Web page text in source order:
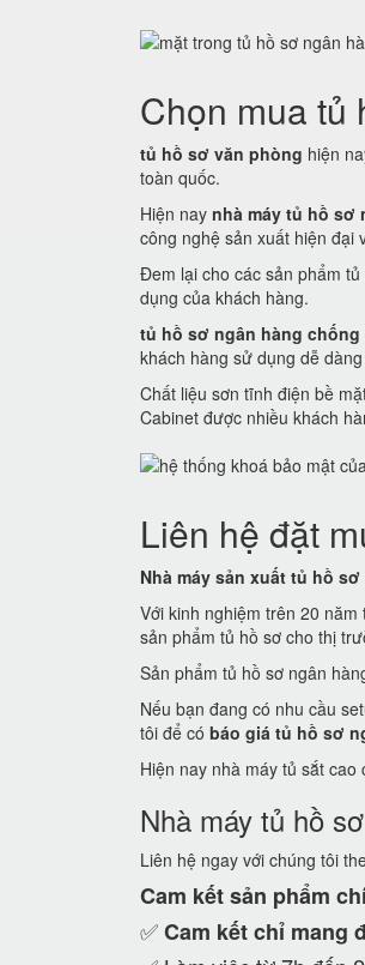
Chọn mua tủ
tủ hồ sơ văn phòng hiện
toàn quốc.
Hiện nay nhà máy tủ hồ sơ
công nghệ sản xuất hiện đại
Đem lại cho các sản phẩm
dụng của khách hàng.
tủ hồ sơ ngân hàng chống
khách hàng sử dụng dễ
Chất liệu sơn tĩnh điện bề
Cabinet được nhiều khách
Liên hệ đặt
Nhà máy sản xuất tủ hồ sơ
Với kinh nghiệm trên 20
sản phẩm tủ hồ sơ cho thị
Sản phẩm tủ hồ sơ ngân
Nếu bạn đang có nhu cầu
tôi để có báo giá tủ hồ sơ
Hiện nay nhà máy tủ sắt
Nhà máy tủ hồ
Liên hệ ngay với chúng tôi
Cam kếtsản phẩm
✅Cam kếtchỉ mang